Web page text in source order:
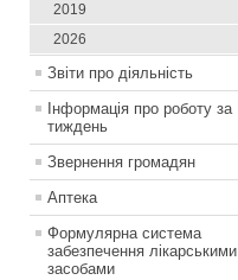
2019
2026
Звіти про діяльність
Інформація про роботу за
тиждень
Звернення громадян
Аптека
Формулярна система
забезпечення лікарськими
засобами